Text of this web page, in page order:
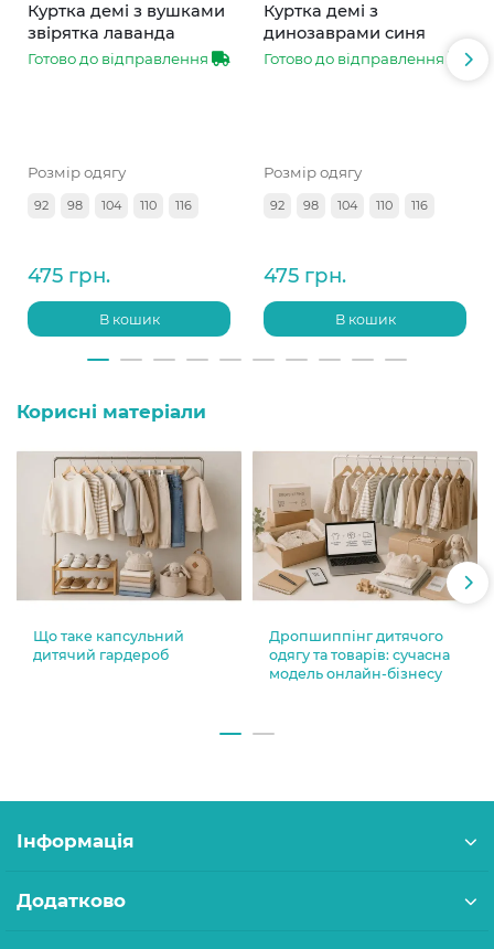
Куртка демі з вушками
звірятка лаванда
Готово до відправлення
Розмір одягу
92 98 104 110 116
475 грн.
В кошик
Куртка демі з
динозаврами синя
Готово до відправлення
Розмір одягу
92 98 104 110 116
475 грн.
В кошик
Корисні матеріали
Що таке капсульний
дитячий гардероб
Дропшиппінг дитячого
одягу та товарів: сучасна
модель онлайн-бізнесу
Інформація
Додатково